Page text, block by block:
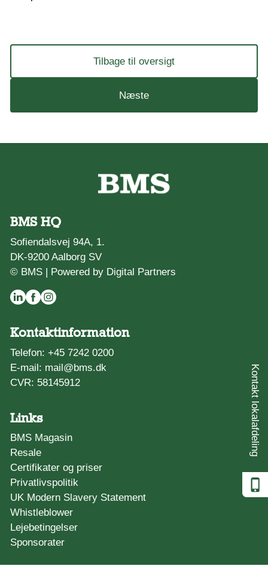
Kontakt lokalafdeling
Tilbage til oversigt
Næste
BMS HQ
Sofiendalsvej 94A, 1.
DK-9200 Aalborg SV
© BMS | Powered by Digital Partners
Kontaktinformation
Telefon:+45 7242 0200
E-mail: mail@bms.dk
CVR: 58145912
Links
BMS Magasin
Resale
Certifikater og priser
Privatlivspolitik
UK Modern Slavery Statement
Whistleblower
Lejebetingelser
Sponsorater